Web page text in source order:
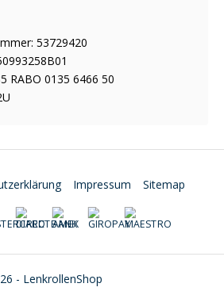
53729420
RABO 0135 6466 50
- LenkrollenShop
Impressum Sitemap